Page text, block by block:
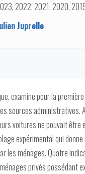
2022, 2021, 2020,
Juprelle
examine pour la
sources administratives.
voitures ne pouvait être
expérimental qui
les ménages. Quatre
privés possédant